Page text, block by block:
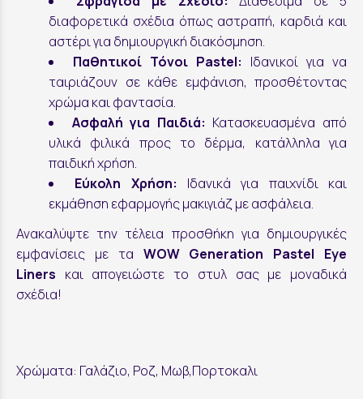
διαφορετικά σχέδια όπως αστραπή, καρδιά και
αστέρι για δημιουργική διακόσμηση.
Παθητικοί Τόνοι Pastel: Ιδανικοί για να
ταιριάζουν σε κάθε εμφάνιση, προσθέτοντας
χρώμα και φαντασία.
Ασφαλή για Παιδιά: Κατασκευασμένα από
υλικά φιλικά προς το δέρμα, κατάλληλα για
παιδική χρήση.
Εύκολη Χρήση:
Ιδανικά για παιχνίδι και
εκμάθηση εφαρμογής μακιγιάζ με ασφάλεια.
Ανακαλύψτε την τέλεια προσθήκη για δημιουργικές
εμφανίσεις με τα WOW Generation Pastel Eye
Liners και απογειώστε το στυλ σας με μοναδικά
σχέδια!
Χρώματα: Γαλάζιο, Ροζ, Μωβ,Πορτοκαλι